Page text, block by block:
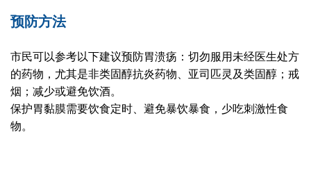
预防方法
市民可以参考以下建议预防胃溃疡：切勿服用未经医生处方
的药物，尤其是非类固醇抗炎药物、亚司匹灵及类固醇；戒
烟；减少或避免饮酒。
保护胃黏膜需要饮食定时、避免暴饮暴食，少吃刺激性食
物。